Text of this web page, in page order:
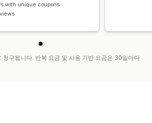
with unique coupons
청구됩니다. 반복 요금 및 사용 기반 요금은 30일마다